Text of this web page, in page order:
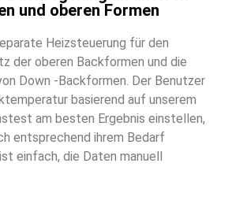
und oberen Formen
Heizsteuerung für den
der oberen Backformen und die
Down -Backformen. Der Benutzer
basierend auf unserem
am besten Ergebnis einstellen,
entsprechend ihrem Bedarf
einfach, die Daten manuell